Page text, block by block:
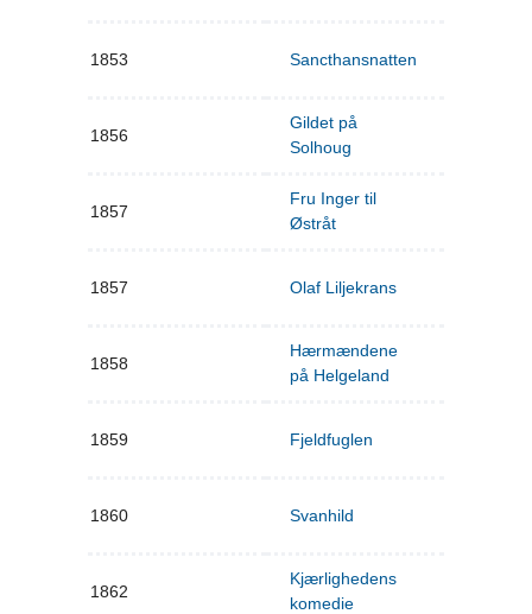
1853 Sancthansnatten
1856
Gildet på
Solhoug
1857
Fru Inger til
Østråt
1857 Olaf Liljekrans
1858
Hærmændene
på Helgeland
1859 Fjeldfuglen
1860 Svanhild
1862
Kjærlighedens
komedie